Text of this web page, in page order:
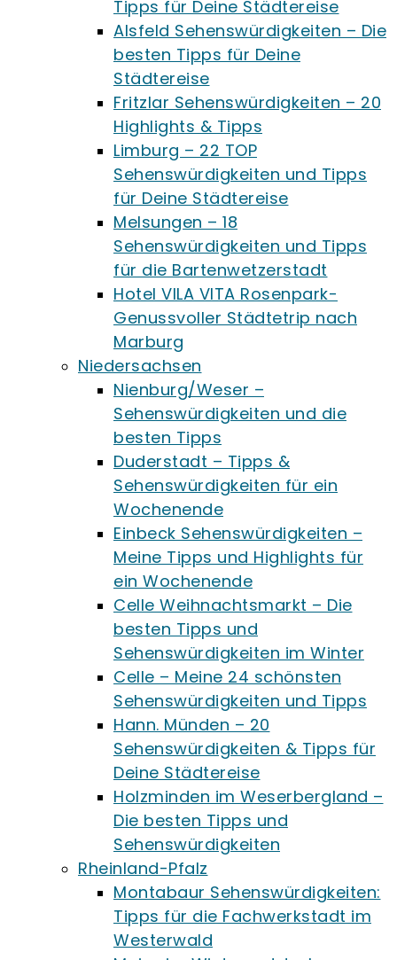
Tipps für Deine Städtereise
Alsfeld Sehenswürdigkeiten – Die
besten Tipps für Deine
Städtereise
Fritzlar Sehenswürdigkeiten – 20
Highlights & Tipps
Limburg – 22 TOP
Sehenswürdigkeiten und Tipps
für Deine Städtereise
Melsungen – 18
Sehenswürdigkeiten und Tipps
für die Bartenwetzerstadt
Hotel VILA VITA Rosenpark-
Genussvoller Städtetrip nach
Marburg
Niedersachsen
Nienburg/Weser –
Sehenswürdigkeiten und die
besten Tipps
Duderstadt – Tipps &
Sehenswürdigkeiten für ein
Wochenende
Einbeck Sehenswürdigkeiten –
Meine Tipps und Highlights für
ein Wochenende
Celle Weihnachtsmarkt – Die
besten Tipps und
Sehenswürdigkeiten im Winter
Celle – Meine 24 schönsten
Sehenswürdigkeiten und Tipps
Hann. Münden – 20
Sehenswürdigkeiten & Tipps für
Deine Städtereise
Holzminden im Weserbergland –
Die besten Tipps und
Sehenswürdigkeiten
Rheinland-Pfalz
Montabaur Sehenswürdigkeiten:
Tipps für die Fachwerkstadt im
Westerwald